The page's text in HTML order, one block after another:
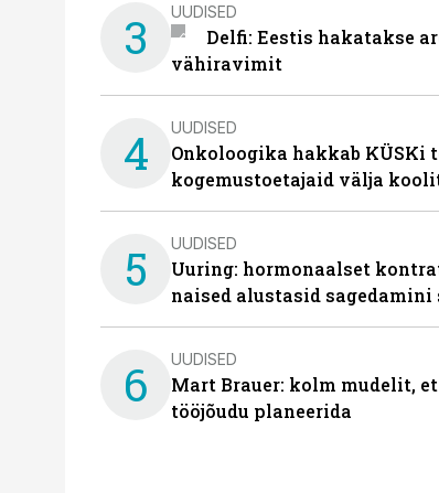
3 UUDISED
Delfi: Eestis hakatakse
vähiravimit
4 UUDISED
Onkoloogika hakkab KÜSKi
kogemustoetajaid välja
5 UUDISED
Uuring: hormonaalset
naised alustasid
6 UUDISED
Mart Brauer: kolm mudelit,
tööjõudu planeerida